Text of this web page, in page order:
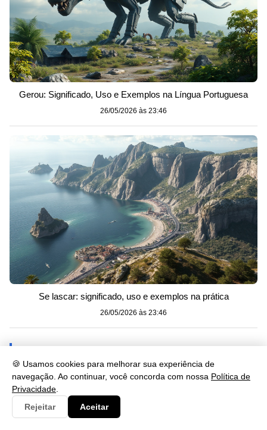
🍪 Usamos cookies para melhorar sua experiência de
navegação. Ao continuar, você concorda com nossa Política de
Privacidade
Rejeitar
Aceitar
Gerou: Significado, Uso e Exemplos na Língua Portuguesa
26/05/2026 às 23:46
Se lascar: significado, uso e exemplos na prática
26/05/2026 às 23:46
Artes 230
Biologia